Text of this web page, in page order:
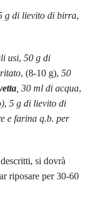
g di lievito di birra,
usi, 50 g di
, (8-10 g), 50
, 30 ml di acqua,
, 5 g di lievito di
e farina q.b. per
si dovrà
riposare per 30-60